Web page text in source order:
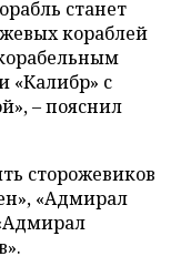
станет
кораблей
«Калибр» с
–пояснил
сторожевиков
«Адмирал